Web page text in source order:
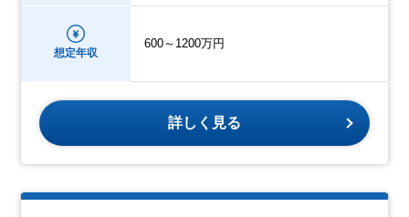
想定年収
600～1200万円
詳しく見る